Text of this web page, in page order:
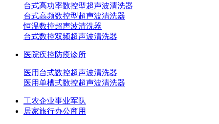
台式高功率数控型超声波清洗器
台式高频数控型超声波清洗器
恒温数控超声波清洗器
台式数控双频超声波清洗器
医院疾控防疫诊所
医用台式数控超声波清洗器
医用单槽式数控超声波清洗器
工农企业事业军队
居家旅行办公商用